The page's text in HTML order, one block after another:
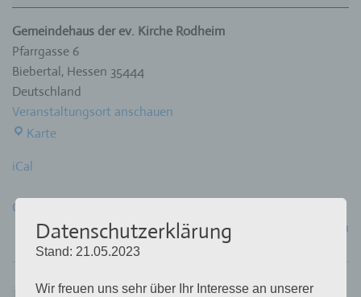
&
Swing
Gemeindehaus der ev. Kirche Rodheim
Pfarrgasse 6
Biebertal, Hessen 35444
Deutschland
Veranstaltungsort anschauen
KarteGemeindehaus
iCal
Google
Kompletten Kalender ansehen
Datenschutzerklärung
Stand: 21.05.2023
Wir freuen uns sehr über Ihr Interesse an unserer